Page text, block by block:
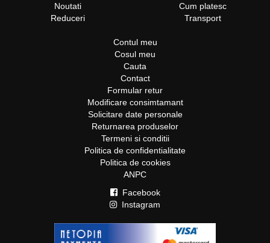
Noutati
Reduceri
Cum platesc
Transport
Contul meu
Cosul meu
Cauta
Contact
Formular retur
Modificare consimtamant
Solicitare date personale
Returnarea produselor
Termeni si conditii
Politica de confidentialitate
Politica de cookies
ANPC
Facebook
Instagram